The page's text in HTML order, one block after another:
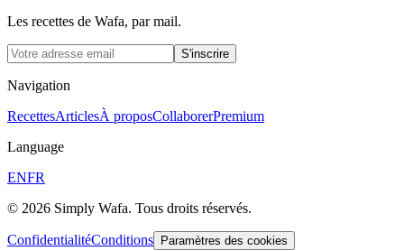
Les recettes de Wafa, par mail.
S'inscrire
Navigation
RecettesArticlesÀ proposCollaborerPremium
Language
ENFR
© 2026 Simply Wafa. Tous droits réservés.
ConfidentialitéConditions Paramètres des cookies